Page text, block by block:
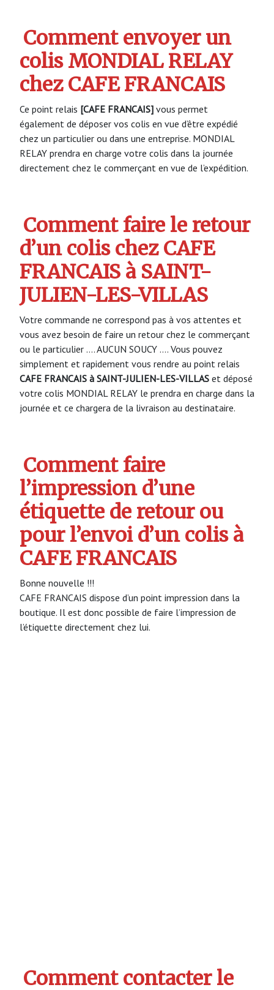
Comment envoyer un
colis MONDIAL RELAY
chez CAFE FRANCAIS
Ce point relais [CAFE FRANCAIS] vous permet
également de déposer vos colis en vue d’être expédié
chez un particulier ou dans une entreprise. MONDIAL
RELAY prendra en charge votre colis dans la journée
directement chez le commerçant en vue de l’expédition.
Comment faire le retour
d’un colis chez CAFE
FRANCAIS à SAINT-
JULIEN-LES-VILLAS
Votre commande ne correspond pas à vos attentes et
vous avez besoin de faire un retour chez le commerçant
ou le particulier …. AUCUN SOUCY …. Vous pouvez
simplement et rapidement vous rendre au point relais
CAFE FRANCAIS à SAINT-JULIEN-LES-VILLAS et déposé
votre colis MONDIAL RELAY le prendra en charge dans la
journée et ce chargera de la livraison au destinataire.
Comment faire
l’impression d’une
étiquette de retour ou
pour l’envoi d’un colis à
CAFE FRANCAIS
Bonne nouvelle !!!
CAFE FRANCAIS dispose d’un point impression dans la
boutique. Il est donc possible de faire l’impression de
l’étiquette directement chez lui.
Comment contacter le